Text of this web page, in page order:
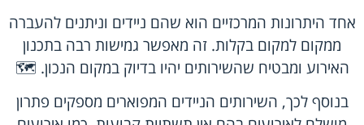
אחד היתרונות המרכזיים הוא שהם ניידים וניתנים להעברה
ממקום למקום בקלות. זה מאפשר גמישות רבה בתכנון
האירוע ומבטיח שהשירותים יהיו בדיוק במקום הנכון. 🗺️
בנוסף לכך, השירותים הניידים המפוארים מספקים פתרון